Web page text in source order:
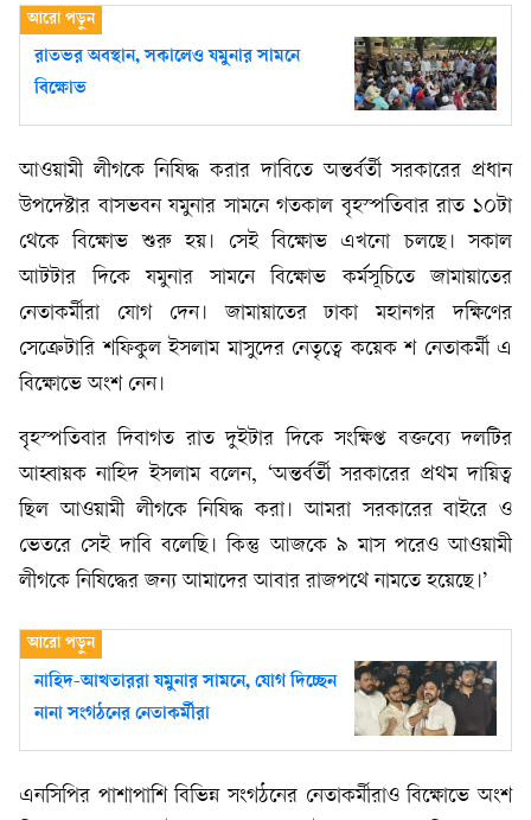
রাতভর অবস্থান, সকালেও যমুনার সামনে
বিক্ষোভ
আওয়ামী লীগকে নিষিদ্ধ করার দাবিতে অন্তর্বর্তী সরকারের প্রধান
উপদেষ্টার বাসভবন যমুনার সামনে গতকাল বৃহস্পতিবার রাত ১০টা
থেকে বিক্ষোভ শুরু হয়। সেই বিক্ষোভ এখনো চলছে। সকাল
আটটার দিকে যমুনার সামনে বিক্ষোভ কর্মসূচিতে জামায়াতের
নেতাকর্মীরা যোগ দেন। জামায়াতের ঢাকা মহানগর দক্ষিণের
সেক্রেটারি শফিকুল ইসলাম মাসুদের নেতৃত্বে কয়েক শ নেতাকর্মী এ
বিক্ষোভে অংশ নেন।
বৃহস্পতিবার দিবাগত রাত দুইটার দিকে সংক্ষিপ্ত বক্তব্যে দলটির
আহ্বায়ক নাহিদ ইসলাম বলেন, ‘অন্তর্বর্তী সরকারের প্রথম দায়িত্ব
ছিল আওয়ামী লীগকে নিষিদ্ধ করা। আমরা সরকারের বাইরে ও
ভেতরে সেই দাবি বলেছি। কিন্তু আজকে ৯ মাস পরেও আওয়ামী
লীগকে নিষিদ্ধের জন্য আমাদের আবার রাজপথে নামতে হয়েছে।’
নাহিদ-আখতাররা যমুনার সামনে, যোগ দিচ্ছেন
নানা সংগঠনের নেতাকর্মীরা
এনসিপির পাশাপাশি বিভিন্ন সংগঠনের নেতাকর্মীরাও বিক্ষোভে অংশ